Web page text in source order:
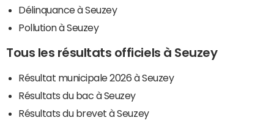
Délinquance à Seuzey
Pollution à Seuzey
Tous les résultats officiels à Seuzey
Résultat municipale 2026 à Seuzey
Résultats du bac à Seuzey
Résultats du brevet à Seuzey